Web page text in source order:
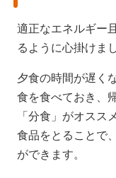
適正なエネルギー
るように心掛けま
夕食の時間が遅く
食を食べておき、
「分食」がオスス
食品をとることで
ができます。